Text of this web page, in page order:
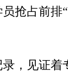
抢占前排
，见证着